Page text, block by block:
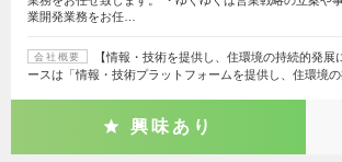
業開発業務をお任…
会社概要
【情報・技術を提供し、住環境の持続的発
ースは「情報・技術プラットフォームを提供し、住環境
興味あり